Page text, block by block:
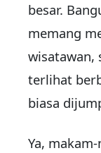
besar.
memang
wisatawan,
terlihat
biasa
Ya,